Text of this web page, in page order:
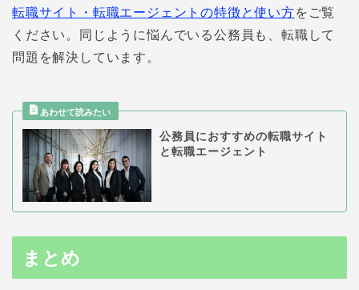
転職サイト・転職エージェントの特徴と使い方をご覧
ください。同じように悩んでいる公務員も、転職して
問題を解決しています。
公務員におすすめの転職サイト
と転職エージェント
まとめ